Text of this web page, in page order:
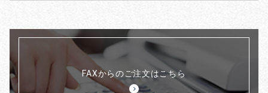
FAXからのご注文はこちら